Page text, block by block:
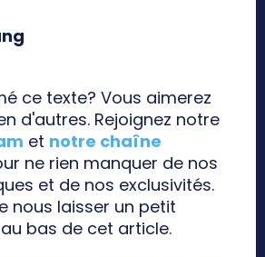
ce texte? Vous aimerez
d'autres. Rejoignez notre
et notre chaîne
ne rien manquer de nos
et de nos exclusivités.
nous laisser un petit
bas de cet article.